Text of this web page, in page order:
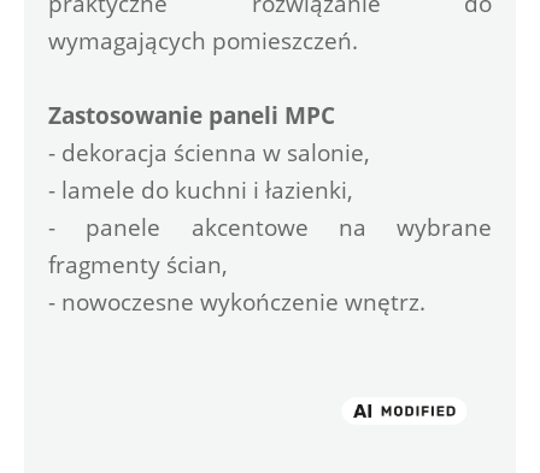
wymagających pomieszczeń.
Zastosowanie paneli MPC
- dekoracja ścienna w salonie,
- lamele do kuchni i łazienki,
- panele akcentowe na wybrane
fragmenty ścian,
- nowoczesne wykończenie wnętrz.